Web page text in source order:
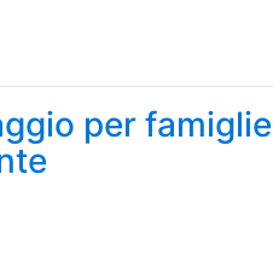
per famiglie